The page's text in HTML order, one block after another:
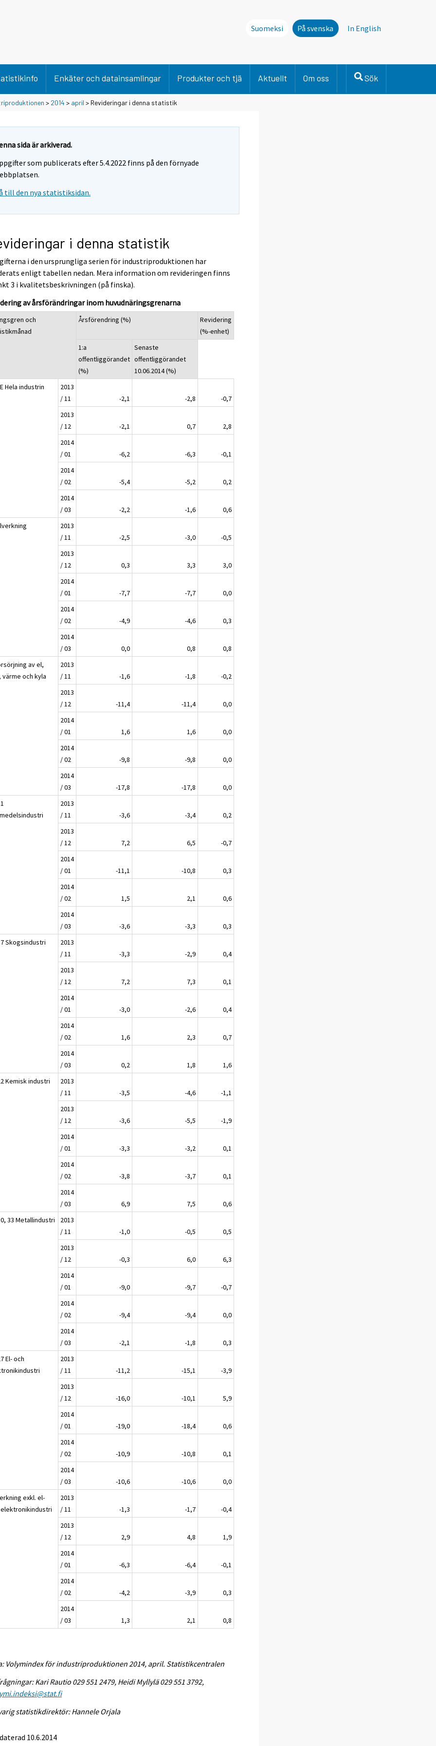
Suomeksi På svenska In English
Enkäter och datainsamlingar Produkter och tjä Aktuellt Om oss Sök
> 2014 > april > Revideringar i denna statistik
sida är arkiverad.
som publicerats efter 5.4.2022 finns på den förnyade
till den nya statistiksidan.
i denna statistik
i den ursprungliga serien för industriproduktionen har
enligt tabellen nedan. Mera information om revideringen finns
3 i kvalitetsbeskrivningen (på finska).
av årsförändringar inom huvudnäringsgrenarna
och
Årsförendring (%)
Revidering
(%-enhet)
1:a
offentliggörandet
(%)
Senaste
offentliggörandet
10.06.2014 (%)
Hela industrin
2013
/ 11
-2,1 -2,8
-0,7
2013
/ 12
-2,1 0,7
2,8
2014
/ 01
-6,2 -6,3
-0,1
2014
/ 02
-5,4 -5,2
0,2
2014
/ 03
-2,2 -1,6
0,6
2013
/ 11
-2,5 -3,0
-0,5
2013
/ 12
0,3 3,3
3,0
2014
/ 01
-7,7 -7,7
0,0
2014
/ 02
-4,9 -4,6
0,3
2014
/ 03
0,0 0,8
0,8
av el,
värme och kyla
2013
/ 11
-1,6 -1,8
-0,2
2013
/ 12
-11,4 -11,4
0,0
2014
/ 01
1,6 1,6
0,0
2014
/ 02
-9,8 -9,8
0,0
2014
/ 03
-17,8 -17,8
0,0
2013
/ 11
-3,6 -3,4
0,2
2013
/ 12
7,2 6,5
-0,7
2014
/ 01
-11,1 -10,8
0,3
2014
/ 02
1,5 2,1
0,6
2014
/ 03
-3,6 -3,3
0,3
Skogsindustri
2013
/ 11
-3,3 -2,9
0,4
2013
/ 12
7,2 7,3
0,1
2014
/ 01
-3,0 -2,6
0,4
2014
/ 02
1,6 2,3
0,7
2014
/ 03
0,2 1,8
1,6
Kemisk industri
2013
/ 11
-3,5 -4,6
-1,1
2013
/ 12
-3,6 -5,5
-1,9
2014
/ 01
-3,3 -3,2
0,1
2014
/ 02
-3,8 -3,7
0,1
2014
/ 03
6,9 7,5
0,6
33 Metallindustri
2013
/ 11
-1,0 -0,5
0,5
2013
/ 12
-0,3 6,0
6,3
2014
/ 01
-9,0 -9,7
-0,7
2014
/ 02
-9,4 -9,4
0,0
2014
/ 03
-2,1 -1,8
0,3
El- och
2013
/ 11
-11,2 -15,1
-3,9
2013
/ 12
-16,0 -10,1
5,9
2014
/ 01
-19,0 -18,4
0,6
2014
/ 02
-10,9 -10,8
0,1
2014
/ 03
-10,6 -10,6
0,0
exkl. el-
2013
/ 11
-1,3 -1,7
-0,4
2013
/ 12
2,9 4,8
1,9
2014
/ 01
-6,3 -6,4
-0,1
2014
/ 02
-4,2 -3,9
0,3
2014
/ 03
1,3 2,1 0,8
Volymindex för industriproduktionen 2014, april. Statistikcentralen
Kari Rautio 029 551 2479, Heidi Myllylä 029 551 3792,
statistikdirektör: Hannele Orjala
10.6.2014